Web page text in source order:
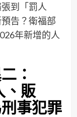
到「罰人
告？衛福部
年新增的人
：
、販
事犯罪